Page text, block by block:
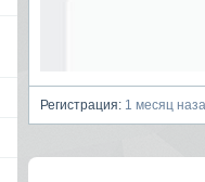
Регистрация:1 месяц